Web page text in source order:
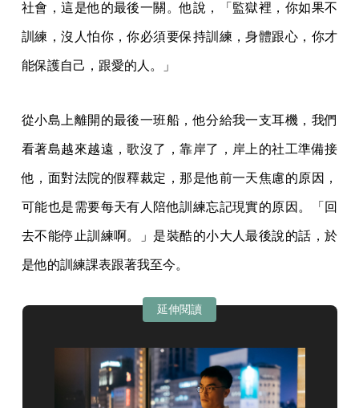
社會，這是他的最後一關。他說，「監獄裡，你如果不
訓練，沒人怕你，你必須要保持訓練，身體跟心，你才
能保護自己，跟愛的人。」
從小島上離開的最後一班船，他分給我一支耳機，我們
看著島越來越遠，歌沒了，靠岸了，岸上的社工準備接
他，面對法院的假釋裁定，那是他前一天焦慮的原因，
可能也是需要每天有人陪他訓練忘記現實的原因。「回
去不能停止訓練啊。」是裝酷的小大人最後說的話，於
是他的訓練課表跟著我至今。
延伸閱讀